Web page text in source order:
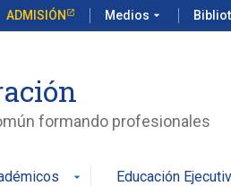
ADMISIÓN Medios arrow_drop_down
formando profesionales
arrow_drop_down Educación